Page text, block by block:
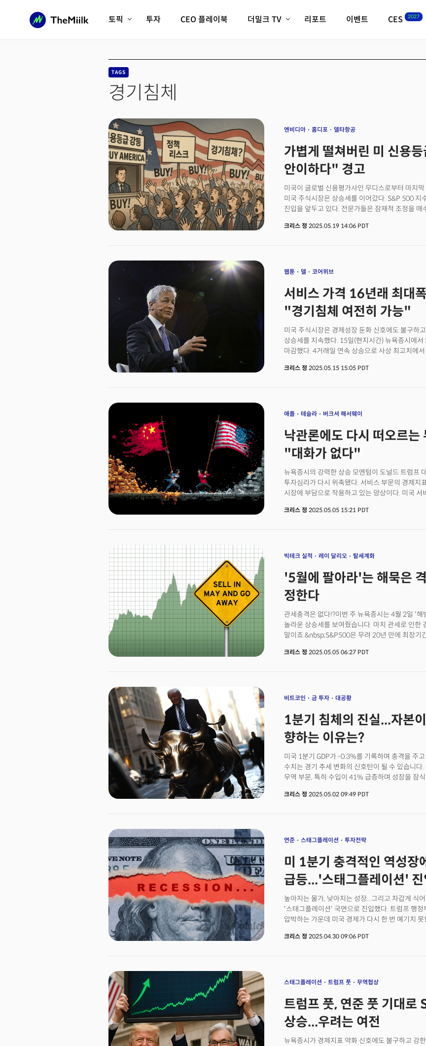
토픽
피지컬AI/로봇
AX비즈니스혁명
디지털자산
미래 교육/직업
전체 기사 보기
투자 CEO 플레이북 더밀크 TV
더밀크 아카데미
더웨이브/트렌드쇼
밸리토크
리포트 이벤트 CES 2027
TAGS
경기침체
엔비디아 홈디포 델타항공
가볍게 떨쳐버린 미 신용
안이하다" 경고
미국이 글로벌 신용평가사인 무디스로부터 마지
미국 주식시장은 상승세를 이어갔다. S&P 500 지
진입을 앞두고 있다. 전문가들은 잠재적 조정을
하락은 매수 기회라고 조언했다. 그는 무디스 강등
6.4%인 2.4조 달러 적자는 경기침체시 쉽게 4조
증가해 예산적자가 폭발할 것"이라고 우려했다.뉴
연준 인사들은 정책입안자들이 불투명한 경제 전
입장을 보였다. 윌리엄스는 월요일 모기지은행가
지켜보는 과정이 될 것"이라고 말했다. 애틀랜타
비슷한 기조를 보이며 당분간 금리를 움직이지 않
전략가들은 "지난주 주식시장의 급등은 대체로 타
개선이 없다면 추가 상승은 제한적일 수 있다"며 "
크리스 정 2025.05.19 14:06 PDT
웹툰 델 코어위브
서비스 가격 16년래 최대
"경기침체 여전히 가능"
미국 주식시장은 경제성장 둔화 신호에도 불구하
상승세를 지속했다. 15일(현지시간) 뉴욕증시에
마감했다. 4거래일 연속 상승으로 사상 최고치에
국채시장에서는 단기물을 중심으로 전 구간에서
급락했다.경제지표들은 성장 둔화와 함께 물가 역
제조업 생산은 6개월 만에 처음 감소했고, 뉴욕주
신뢰도도 급락했다.한편 JP모건의 제이미 다이
가능하다고 경고했다. 아폴로 글로벌 매니지먼트
평가하며 "경기침체 확률이 30%에서 70-80%로
크리스 정 2025.05.15 15:05 PDT
애플 테슬라 버크셔 해서웨이
낙관론에도 다시 떠오르
"대화가 없다"
뉴욕증시의 강력한 상승 모멘텀이 도널드 트럼프
투자심리가 다시 위축됐다. 서비스 부문의 경제지
시장에 부담으로 작용하고 있는 양상이다. 미국
0.7%, 다우존스 산업평균지수는 0.2% 각각 내렸
수익에 타격을 줄 것이라고 발표했고 데이터 분석
전환되고 있다. 최근 견고한 데이터가 연이어 발표
유지될 것이란 분석이 힘을 얻고있다. 뱅크레이
불확실성이 지배적이지만, 소비자 지출과 고용 데
있다는 우려도 커지고 있다. 애스피리언트의 데이
작동 중이며, 트럼프 행정부는 경제적 피해가 더
진전을 이룰 시간이 제한적"이라고 지적했다.
크리스 정 2025.05.05 15:21 PDT
빅테크 실적 레이 달리오 탈세계화
'5월에 팔아라'는 해묵은
정한다
관세충격은 없다!?이번 주 뉴욕증시는 4월 2일 '
놀라운 상승세를 보여줬습니다. 마치 관세로 인한
말이죠.&nbsp;S&P500은 무려 20년 만에 최장기
글로벌 시장의 움직임을&nbsp;단순한 '변동성'으
아닌 패러다임의 전환을 이해할 때일지도 모릅니다
크리스 정 2025.05.05 06:27 PDT
비트코인 금 투자 대공황
1분기 침체의 진실...자본
향하는 이유는?
미국 1분기 GDP가 -0.3%를 기록하며 충격을 주
수치는 경기 추세 변화의 신호탄이 될 수 있습니
무역 부문, 특히 수입이 41% 급증하며 성장을 잠
'관세 해방의 날' 이후 중국발 선적은 급감했습니
크리스 정 2025.05.02 09:49 PDT
연준 스태그플레이션 투자전략
미 1분기 충격적인 역성장
급등...'스태그플레이션'
높아지는 물가, 낮아지는 성장...그리고 차갑게 식
'스태그플레이션' 국면으로 진입했다. 트럼프 행
압박하는 가운데 미국 경제가 다시 한 번 예기치
여전히 뜨겁게 타오르고 있음을 시사, 사실상 '스
크리스 정 2025.04.30 09:06 PDT
스태그플레이션 트럼프 풋 무역협상
트럼프 풋, 연준 풋 기대
상승...우려는 여전
뉴욕증시가 경제지표 약화 신호에도 불구하고 강